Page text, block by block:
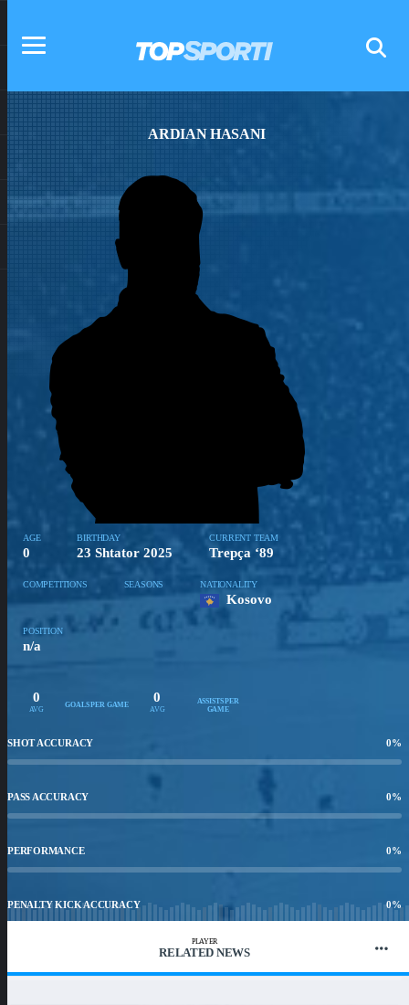
ARDIAN HASANI
AGE
0
BIRTHDAY
23 Shtator 2025
CURRENT TEAM
Trepça ‘89
COMPETITIONS SEASONS NATIONALITY
Kosovo
POSITION
n/a
0
AVG GOALS PER GAME
0
AVG
ASSISTS PER
GAME
SHOT ACCURACY 0%
PASS ACCURACY 0%
PERFORMANCE 0%
PENALTY KICK ACCURACY 0%
PLAYER
RELATED NEWS